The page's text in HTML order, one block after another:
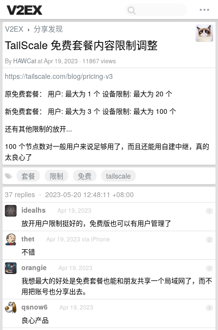
V2EX › 分享发现
TailScale 免费套餐内容限制调整
By HAWCatat Apr 19, 2023 · 11867 views
https://tailscale.com/blog/pricing-v3
原免费套餐： 用户: 最大为 1 个 设备限制: 最大为 20 个
新免费套餐： 用户: 最大为 3 个 设备限制: 最大为 100 个
还有其他限制的放开...
100 个节点数对一般用户来说足够用了，而且还能用自建中继，真的
太良心了
套餐
限制 免费
tailscale
37 replies • 2023-05-20 12:48:11 +08:00
1
idealhs Apr 19, 2023
放开用户限制挺好的，免费版也可以有用户管理了
2
thet Apr 19, 2023 via iPhone
不错
3
orangie Apr 19, 2023
我想最大的好处是免费套餐也能和朋友共享一个局域网了，而不
用把账号也分享出去。
4
qsnow6 Apr 19, 2023
良心产品